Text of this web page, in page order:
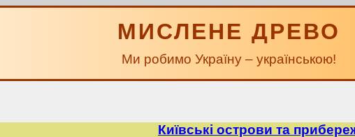
МИСЛЕНЕ ДРЕВО
Ми робимо Україну – українською!
Київські острови та